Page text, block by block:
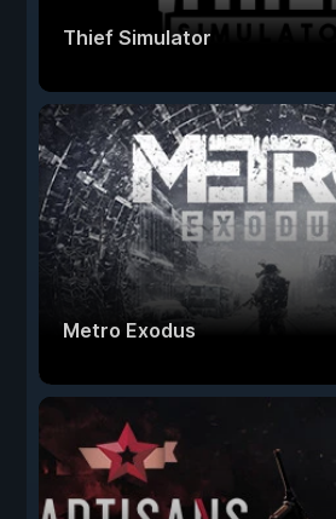
Thief Simulator
Metro Exodus